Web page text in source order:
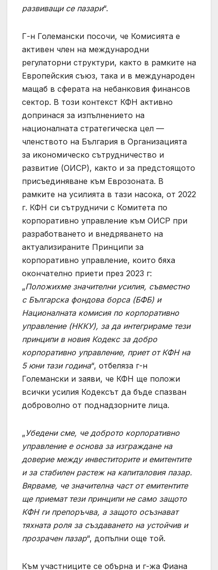
развиващи се пазари“.
Г-н Големански посочи, че Комисията е
активен член на международни
регулаторни структури, както в рамките на
Европейския съюз, така и в международен
мащаб в сферата на небанковия финансов
сектор. В този контекст КФН активно
допринася за изпълнението на
националната стратегическа цел —
членството на България в Организацията
за икономическо сътрудничество и
развитие (ОИСР), както и за предстоящото
присъединяване към Еврозоната. В
рамките на усилията в тази насока, от 2022
г. КФН си сътрудничи с Комитета по
корпоративно управление към ОИСР при
разработването и внедряването на
актуализираните Принципи за
корпоративно управление, които бяха
окончателно приети през 2023 г:
„Положихме значителни усилия, съвместно
с Българска фондова борса (БФБ) и
Националната комисия по корпоративно
управление (НККУ), за да интегрираме тези
принципи в новия Кодекс за добро
корпоративно управление, приет от КФН на
5 юни тази година“, отбеляза г-н
Големански и заяви, че КФН ще положи
всички усилия Кодексът да бъде спазван
доброволно от поднадзорните лица.
„Убедени сме, че доброто корпоративно
управление е основа за изграждане на
доверие между инвеститорите и емитентите
и за стабилен растеж на капиталовия пазар.
Вярваме, че значителна част от емитентите
ще приемат тези принципи не само защото
КФН ги препоръчва, а защото осъзнават
тяхната роля за създаването на устойчив и
прозрачен пазар“, допълни още той.
Към участниците се обърна и г-жа Фиана